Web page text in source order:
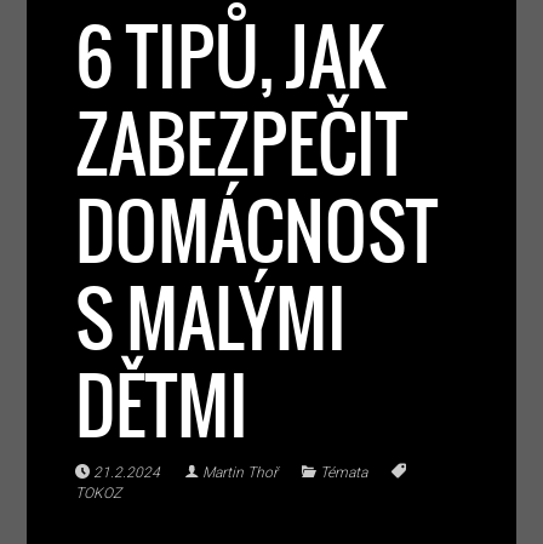
6 TIPŮ, JAK
ZABEZPEČIT
DOMÁCNOST
S MALÝMI
DĚTMI
21.2.2024 Martin Thoř
Témata
TOKOZ